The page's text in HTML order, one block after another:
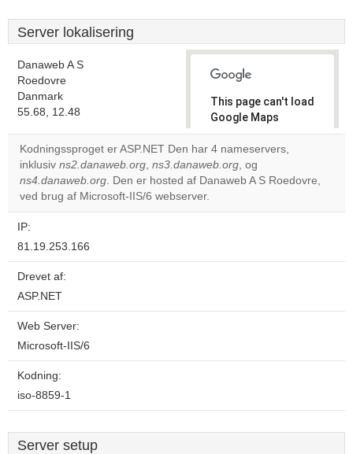
Server lokalisering
Danaweb A S
Roedovre
Danmark
55.68, 12.48
This page can't load
Google Maps
correctly.
Do you
own this
OK
Kodningssproget er ASP.NET Den har 4 nameservers,
inklusiv ns2.danaweb.org, ns3.danaweb.org, og
ns4.danaweb.org. Den er hosted af Danaweb A S Roedovre,
ved brug af Microsoft-IIS/6 webserver.
IP:
81.19.253.166
Drevet af:
ASP.NET
Web Server:
Microsoft-IIS/6
Kodning:
iso-8859-1
Server setup